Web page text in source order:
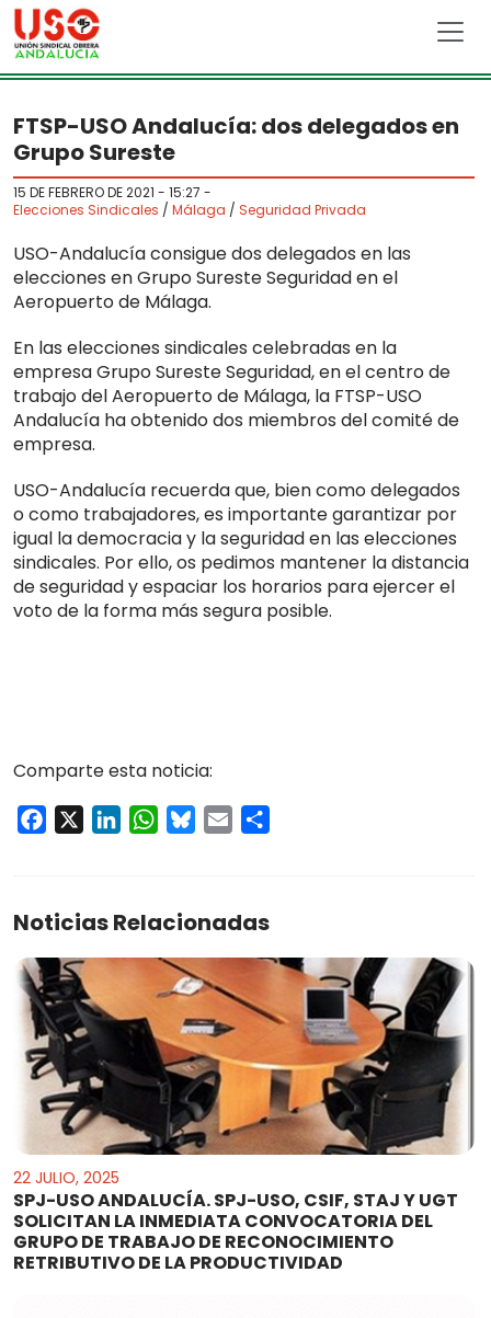
Skip to main content
FTSP-USO Andalucía: dos delegados en
Grupo Sureste
15 DE FEBRERO DE 2021 - 15:27 -
Elecciones Sindicales / Málaga / Seguridad Privada
USO-Andalucía consigue dos delegados en las
elecciones en Grupo Sureste Seguridad en el
Aeropuerto de Málaga.
En las elecciones sindicales celebradas en la
empresa Grupo Sureste Seguridad, en el centro de
trabajo del Aeropuerto de Málaga, la FTSP-USO
Andalucía ha obtenido dos miembros del comité de
empresa.
USO-Andalucía recuerda que, bien como delegados
o como trabajadores, es importante garantizar por
igual la democracia y la seguridad en las elecciones
sindicales. Por ello, os pedimos mantener la distancia
de seguridad y espaciar los horarios para ejercer el
voto de la forma más segura posible.
Comparte esta noticia:
Facebook LinkedInWhatsApp
Bluesky
Email
Noticias Relacionadas
22 JULIO, 2025
SPJ-USO ANDALUCÍA. SPJ-USO, CSIF, STAJ Y UGT
SOLICITAN LA INMEDIATA CONVOCATORIA DEL
GRUPO DE TRABAJO DE RECONOCIMIENTO
RETRIBUTIVO DE LA PRODUCTIVIDAD